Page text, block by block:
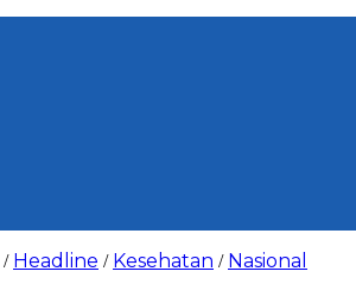
/ Headline / Kesehatan / Nasional